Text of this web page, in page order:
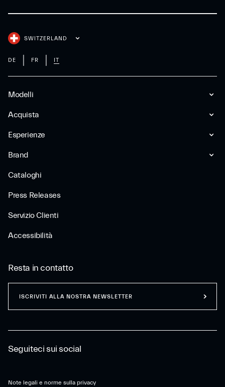
Modelli
Acquista
Esperienze
Brand
Cataloghi
Press Releases
Servizio Clienti
Accessibilità
SWITZERLAND
DE FR IT
Seguiteci sui social
Note legali e norme sulla privacy
Resta in contatto
ISCRIVITI ALLA NOSTRA NEWSLETTER